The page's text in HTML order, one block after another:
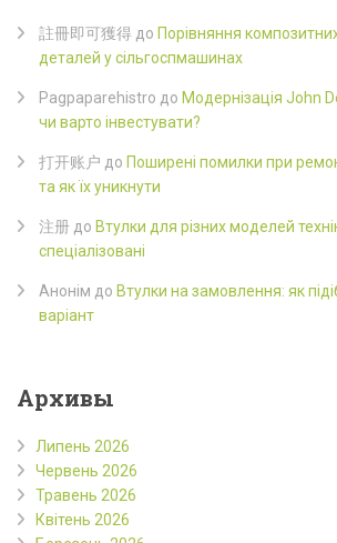
註冊即可獲得 до Порівняння
деталей у сільгоспмашинах
Pagpaparehistro до Модернізація John
чи варто інвестувати?
打开账户 до Поширені помилки при
та як їх уникнути
注册 до Втулки для різних моделей
спеціалізовані
Анонім до Втулки на замовлення: як
варіант
Архивы
Липень 2026
Червень 2026
Травень 2026
Квітень 2026